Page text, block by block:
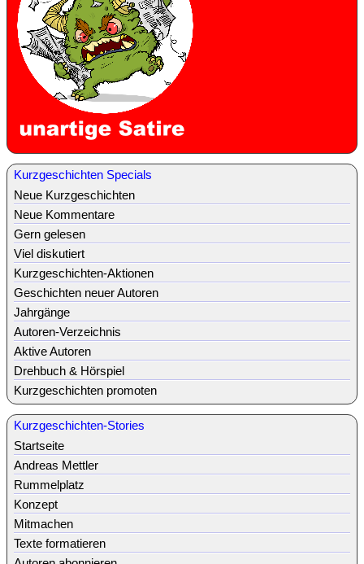
Kurzgeschichten Specials
Neue Kurzgeschichten
Neue Kommentare
Gern gelesen
Viel diskutiert
Kurzgeschichten-Aktionen
Geschichten neuer Autoren
Jahrgänge
Autoren-Verzeichnis
Aktive Autoren
Drehbuch & Hörspiel
Kurzgeschichten promoten
Kurzgeschichten-Stories
Startseite
Andreas Mettler
Rummelplatz
Konzept
Mitmachen
Texte formatieren